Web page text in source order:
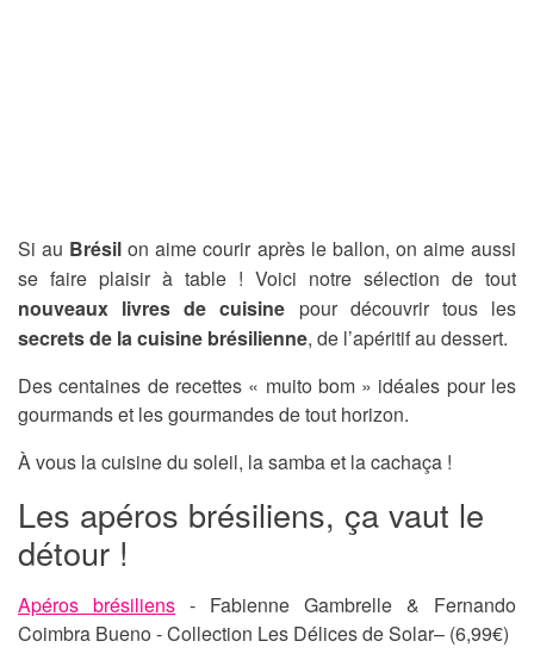
Si au Brésil on aime courir après le ballon, on aime aussi
se faire plaisir à table ! Voici notre sélection de tout
nouveaux livres de cuisine pour découvrir tous les
secrets de la cuisine brésilienne, de l’apéritif au dessert.
Des centaines de recettes « muito bom » idéales pour les
gourmands et les gourmandes de tout horizon.
À vous la cuisine du soleil, la samba et la cachaça !
Les apéros brésiliens, ça vaut le
détour !
Apéros brésiliens - Fabienne Gambrelle & Fernando
Coimbra Bueno - Collection Les Délices de Solar– (6,99€)